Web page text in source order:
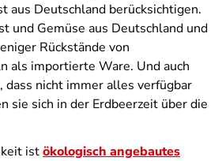
aus Deutschland berücksichtigen.
und Gemüse aus Deutschland und
Rückstände von
als importierte Ware. Und auch
dass nicht immer alles verfügbar
sie sich in der Erdbeerzeit über die
istökologisch angebautes